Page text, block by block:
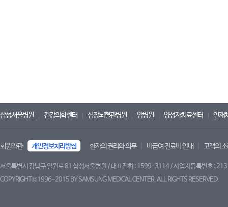
삼성서울병원 건강의학센터 심장뇌혈관병원 암병원 양성자치료센터 인재
회원약관 개인정보처리방침 환자의 권리와 의무 비급여 진료비 안내 고객의
서울특별시 강남구 일원로 81 삼성서울병원 / 대표전화 : 1599-3114 / 사업자등록번호 :
COPYRIGHT©1996-2015 BY SAMSUNG MEDICAL CENTER. ALL RIGHTS RESERVED.